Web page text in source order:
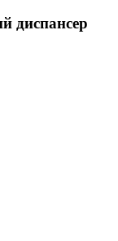
диспансер